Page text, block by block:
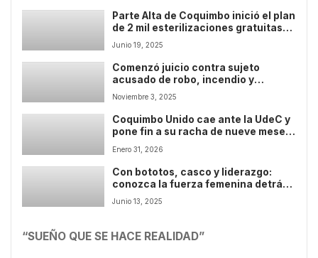
Parte Alta de Coquimbo inició el plan
de 2 mil esterilizaciones gratuitas
que recorrerá la comuna
Junio 19, 2025
Comenzó juicio contra sujeto
acusado de robo, incendio y
homicidio en que cuerpo de víctima
fue cercenado en Coquimbo
Noviembre 3, 2025
Coquimbo Unido cae ante la UdeC y
pone fin a su racha de nueve meses
sin derrotas
Enero 31, 2026
Con bototos, casco y liderazgo:
conozca la fuerza femenina detrás
de la construcción del nuevo
Hospital de Coquimbo
Junio 13, 2025
“SUEÑO QUE SE HACE REALIDAD”